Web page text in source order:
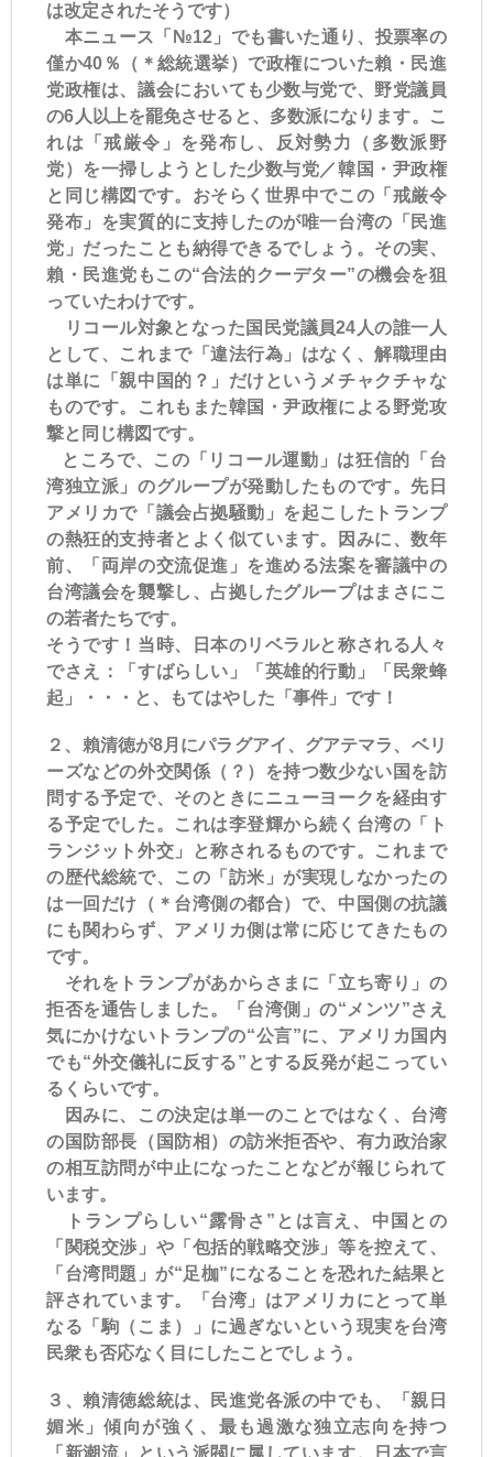
は改定されたそうです）
本ニュース「№12」でも書いた通り、投票率の
僅か40％（＊総統選挙）で政権についた賴・民進
党政権は、議会においても少数与党で、野党議員
の6人以上を罷免させると、多数派になります。こ
れは「戒厳令」を発布し、反対勢力（多数派野
党）を一掃しようとした少数与党／韓国・尹政権
と同じ構図です。おそらく世界中でこの「戒厳令
発布」を実質的に支持したのが唯一台湾の「民進
党」だったことも納得できるでしょう。その実、
賴・民進党もこの“合法的クーデター”の機会を狙
っていたわけです。
リコール対象となった国民党議員24人の誰一人
として、これまで「違法行為」はなく、解職理由
は単に「親中国的？」だけというメチャクチャな
ものです。これもまた韓国・尹政権による野党攻
撃と同じ構図です。
ところで、この「リコール運動」は狂信的「台
湾独立派」のグループが発動したものです。先日
アメリカで「議会占拠騒動」を起こしたトランプ
の熱狂的支持者とよく似ています。因みに、数年
前、「両岸の交流促進」を進める法案を審議中の
台湾議会を襲撃し、占拠したグループはまさにこ
の若者たちです。
そうです！当時、日本のリベラルと称される人々
でさえ：「すばらしい」「英雄的行動」「民衆蜂
起」・・・と、もてはやした「事件」です！
２、賴清徳が8月にパラグアイ、グアテマラ、ベリ
ーズなどの外交関係（？）を持つ数少ない国を訪
問する予定で、そのときにニューヨークを経由す
る予定でした。これは李登輝から続く台湾の「ト
ランジット外交」と称されるものです。これまで
の歴代総統で、この「訪米」が実現しなかったの
は一回だけ（＊台湾側の都合）で、中国側の抗議
にも関わらず、アメリカ側は常に応じてきたもの
です。
それをトランプがあからさまに「立ち寄り」の
拒否を通告しました。「台湾側」の“メンツ”さえ
気にかけないトランプの“公言”に、アメリカ国内
でも“外交儀礼に反する”とする反発が起こってい
るくらいです。
因みに、この決定は単一のことではなく、台湾
の国防部長（国防相）の訪米拒否や、有力政治家
の相互訪問が中止になったことなどが報じられて
います。
トランプらしい“露骨さ”とは言え、中国との
「関税交渉」や「包括的戦略交渉」等を控えて、
「台湾問題」が“足枷”になることを恐れた結果と
評されています。「台湾」はアメリカにとって単
なる「駒（こま）」に過ぎないという現実を台湾
民衆も否応なく目にしたことでしょう。
３、賴清徳総統は、民進党各派の中でも、「親日
媚米」傾向が強く、最も過激な独立志向を持つ
「新潮流」という派閥に属しています。日本で言